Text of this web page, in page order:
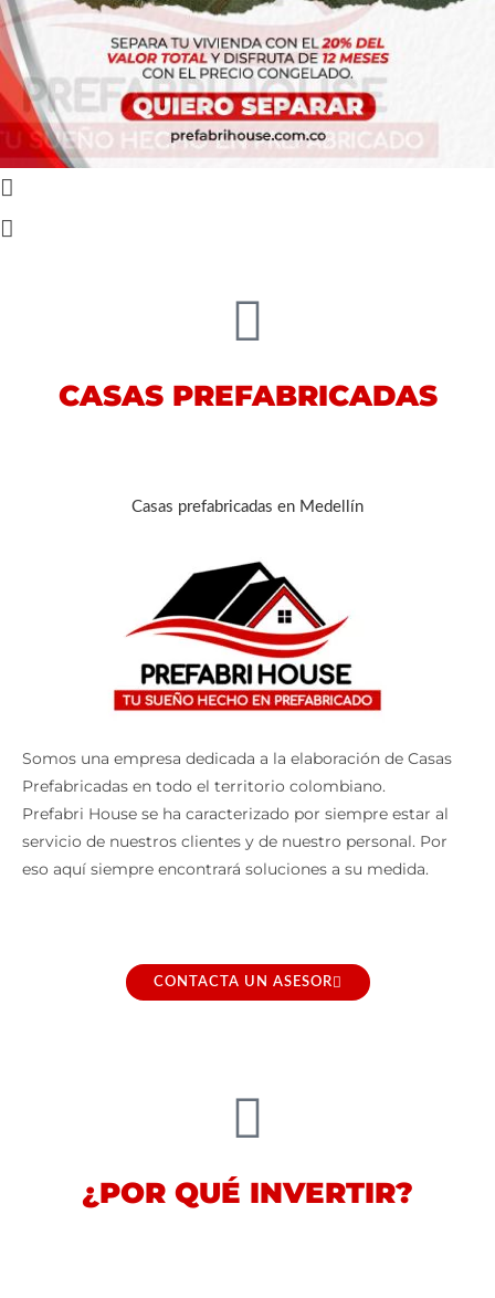
CASAS PREFABRICADAS
Casas prefabricadas en Medellín
Somos una empresa dedicada a la elaboración de Casas
Prefabricadas en todo el territorio colombiano.
Prefabri House se ha caracterizado por siempre estar al
servicio de nuestros clientes y de nuestro personal. Por
eso aquí siempre encontrará soluciones a su medida.
CONTACTA UN ASESOR
¿POR QUÉ INVERTIR?